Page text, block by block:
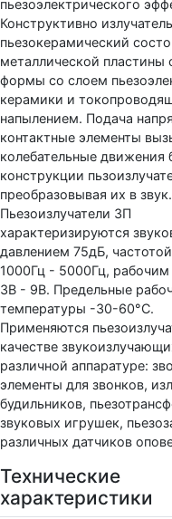
пьезоэлектрического
Конструктивно излучатель
пьезокерамический
металлической пластины
формы со слоем
керамики и
напылением. Подача
контактные элементы
колебательные движения
конструкции
преобразовывая их в звук.
Пьезоизлучатели ЗП
характеризируются
давлением 75дБ,
1000Гц - 5000Гц,
3В - 9В. Предельные
температуры -30-60°С.
Применяются
качестве
различной аппаратуре:
элементы для звонков,
будильников,
звуковых игрушек,
различных датчиков
Технические
характеристики